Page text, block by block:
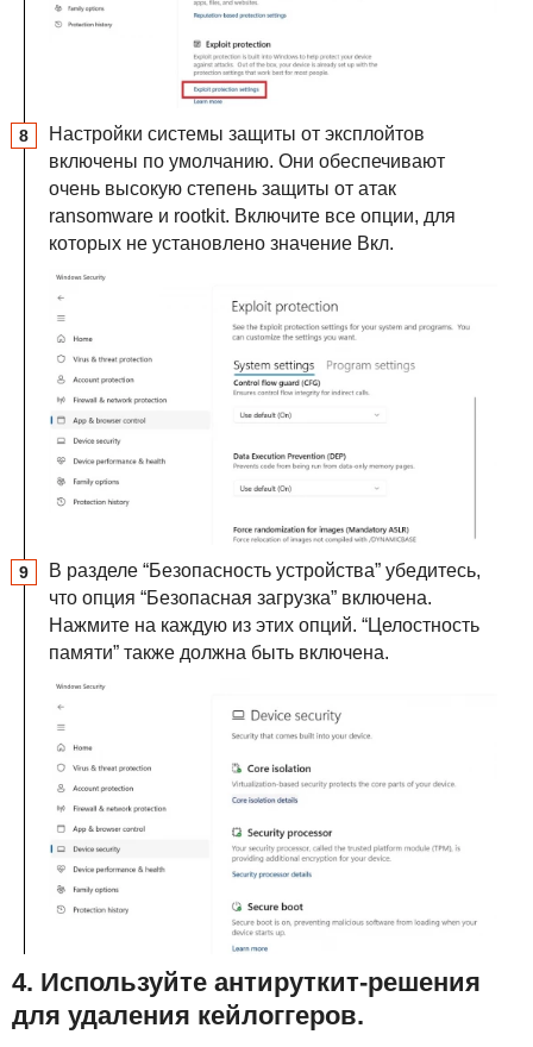
Настройки системы защиты от эксплойтов
включены по умолчанию. Они обеспечивают
очень высокую степень защиты от атак
ransomware и rootkit. Включите все опции, для
которых не установлено значение Вкл.
В разделе “Безопасность устройства” убедитесь,
что опция “Безопасная загрузка” включена.
Нажмите на каждую из этих опций. “Целостность
памяти” также должна быть включена.
4. Используйте антируткит-решения
для удаления кейлоггеров.